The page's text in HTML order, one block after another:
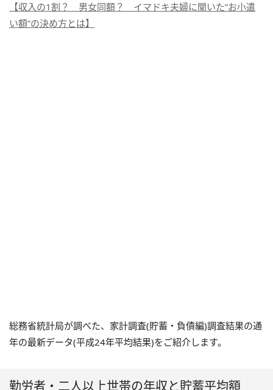
【収入の1割？ 男女同額？ イマドキ夫婦に聞いた”お小遣
い額”の決め方とは】
総務省統計局が調べた、家計調査(貯蓄・負債編)調査結果の通
年の最新データ(平成24年平均結果)をご紹介します。
勤労者・二人以上世帯の年収と貯蓄平均額